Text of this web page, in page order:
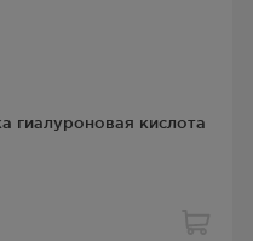
гиалуроновая кислота